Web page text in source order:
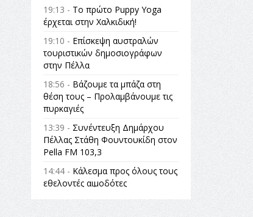
19:13 - Το πρώτο Puppy Yoga
έρχεται στην Χαλκιδική!
19:10 - Επίσκεψη αυστραλών
τουριστικών δημοσιογράφων
στην Πέλλα
18:56 - Βάζουμε τα μπάζα στη
θέση τους – Προλαμβάνουμε τις
πυρκαγιές
13:39 - Συνέντευξη Δημάρχου
Πέλλας Στάθη Φουντουκίδη στον
Pella FM 103,3
14:44 - Κάλεσμα προς όλους τους
εθελοντές αιμοδότες
14:23 -Όλη η Ελλάδα ένας
πολιτισμός Μουσική